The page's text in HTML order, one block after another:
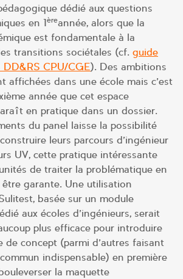
dédié aux questions
en 1èreannée, alors que la
est fondamentale à la
transitions sociétales (cf. guide
DD&RS CPU/CGE). Des ambitions
affichées dans une école mais c’est
année que cet espace
en pratique dans un dossier.
du panel laisse la possibilité
leurs parcours d’ingénieur
UV, cette pratique intéressante
de traiter la problématique en
garante. Une utilisation
basée sur un module
aux écoles d’ingénieurs, serait
plus efficace pour introduire
de concept (parmi d’autres faisant
indispensable) en première
la maquette